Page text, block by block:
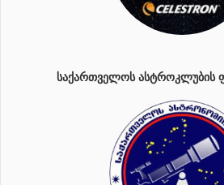
ᲡᲐᲥᲐᲠᲗᲕᲔᲚᲝᲡ ᲐᲡᲢᲠᲝᲙᲚᲣᲑᲘᲡ